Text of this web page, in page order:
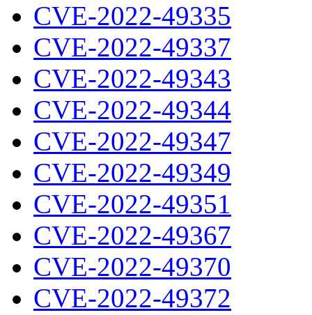
CVE-2022-49335
CVE-2022-49337
CVE-2022-49343
CVE-2022-49344
CVE-2022-49347
CVE-2022-49349
CVE-2022-49351
CVE-2022-49367
CVE-2022-49370
CVE-2022-49372